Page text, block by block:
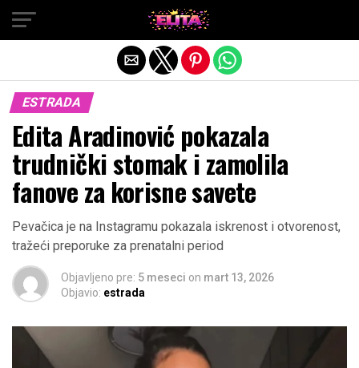
ESTRADA
Edita Aradinović pokazala
trudnički stomak i zamolila
fanove za korisne savete
Pevačica je na Instagramu pokazala iskrenost i otvorenost,
tražeći preporuke za prenatalni period
Objavljeno pre: 5 meseci on mart 13, 2026
Objavio: estrada
Exit mobile version